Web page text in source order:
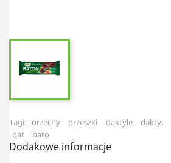
Tagi: orzechy orzeszki daktyle daktyl
bat
bato
Dodakowe informacje